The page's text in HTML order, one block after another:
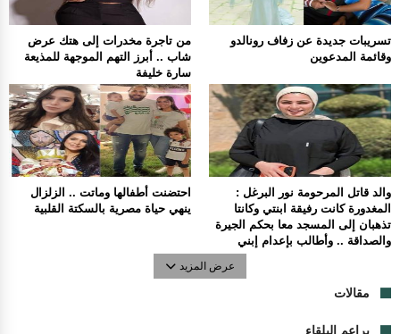
من تاجرة مخدرات إلى هتك عرض
شاب .. أبرز التهم الموجهة للمذيعة
سارة خليفة
تسريبات جديدة عن زفاف رونالدو
وقائمة المدعوين
احتضنت أطفالها وماتت .. الزلزال
ينهي حياة مصرية بالسكتة القلبية
والد قاتل المرحومة نور البرغل :
المغدورة كانت رفيقة ابنتي وكانتا
تذهبان إلى المسجد معا بحكم الجيرة
والصداقة .. وأطالب بإعدام إبني
عرض المزيد
مقالات
براعم البلقاء